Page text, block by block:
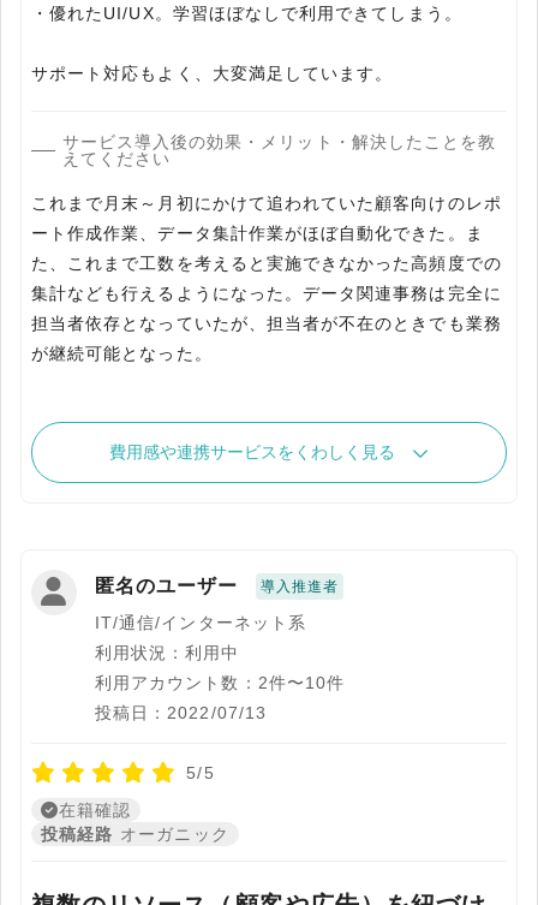
・優れたUI/UX。学習ほぼなしで利用できてしまう。
サービス導入後の効果・メリット・解決したことを教
えてください
これまで月末～月初にかけて追われていた顧客向けのレポ
ート作成作業、データ集計作業がほぼ自動化できた。ま
た、これまで工数を考えると実施できなかった高頻度での
集計なども行えるようになった。データ関連事務は完全に
担当者依存となっていたが、担当者が不在のときでも業務
が継続可能となった。
費用感や連携サービスをくわしく見る
匿名のユーザー 導入推進者
IT/通信/インターネット系
利用状況：利用中
利用アカウント数：2件〜10件
投稿日：2022/07/13
5/5
在籍確認
投稿経路 オーガニック